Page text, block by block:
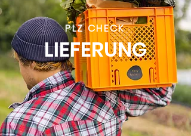
PLZ CHECK
LIEFERUNG